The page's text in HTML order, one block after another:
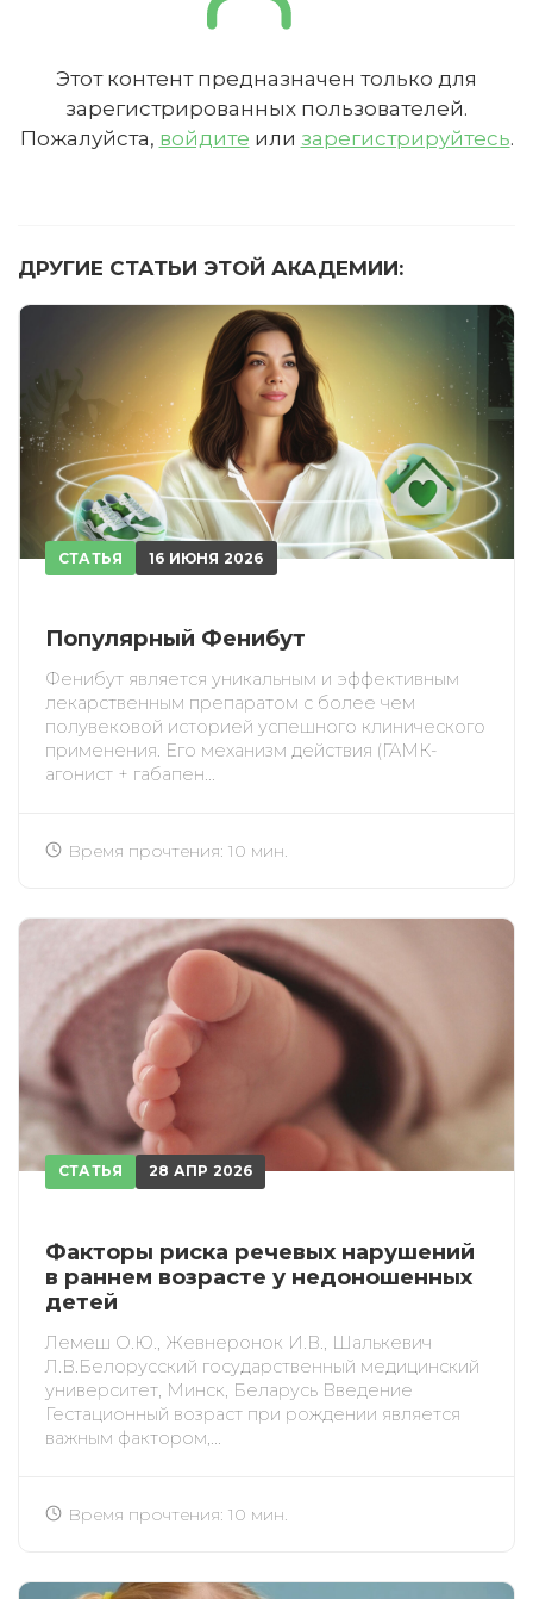
Этот контент предназначен только для
зарегистрированных пользователей.
Пожалуйста, войдите или зарегистрируйтесь.
ДРУГИЕ СТАТЬИ ЭТОЙ АКАДЕМИИ:
СТАТЬЯ 16 ИЮНЯ 2026
Популярный Фенибут
Фенибут является уникальным и эффективным
лекарственным препаратом с более чем
полувековой историей успешного клинического
применения. Его механизм действия (ГАМК-
агонист + габапен...
Время прочтения: 10 мин.
СТАТЬЯ 28 АПР 2026
Факторы риска речевых нарушений
в раннем возрасте у недоношенных
детей
Лемеш О.Ю., Жевнеронок И.В., Шалькевич
Л.В.Белорусский государственный медицинский
университет, Минск, Беларусь Введение
Гестационный возраст при рождении является
важным фактором,...
Время прочтения: 10 мин.
ИСКАТЬ
ПОЛУЧИТЬ ОТМЕНА
Приобретено